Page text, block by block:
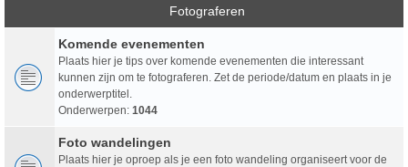
Fotograferen
Komende evenementen
Plaats hier je tips over komende evenementen die interessant
kunnen zijn om te fotograferen. Zet de periode/datum en plaats in je
onderwerptitel.
Onderwerpen: 1044
Foto wandelingen
Plaats hier je oproep als je een foto wandeling organiseert voor de